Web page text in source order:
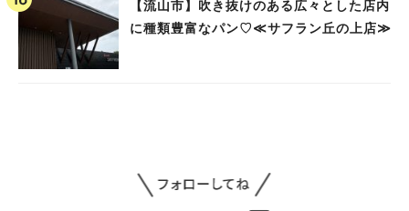
【流山市】吹き抜けのある広々とした店内
に種類豊富なパン♡≪サフラン丘の上店≫